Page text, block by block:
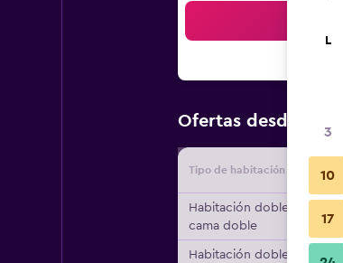
Ofertas desde
Tipo de habitación
Habitación doble, 1
cama doble
Habitación doble, tipo
L
3
10
17